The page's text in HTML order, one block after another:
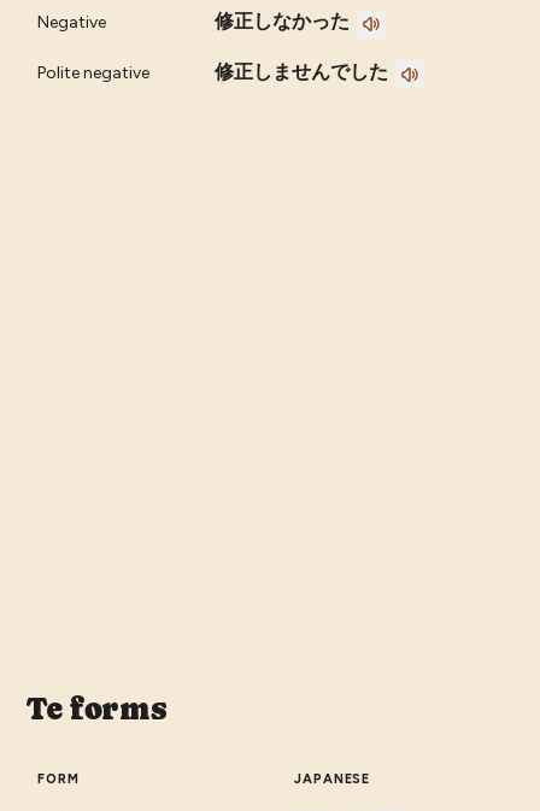
Negative 修正しなかった
Polite negative 修正しませんでした
Te forms
FORM JAPANESE